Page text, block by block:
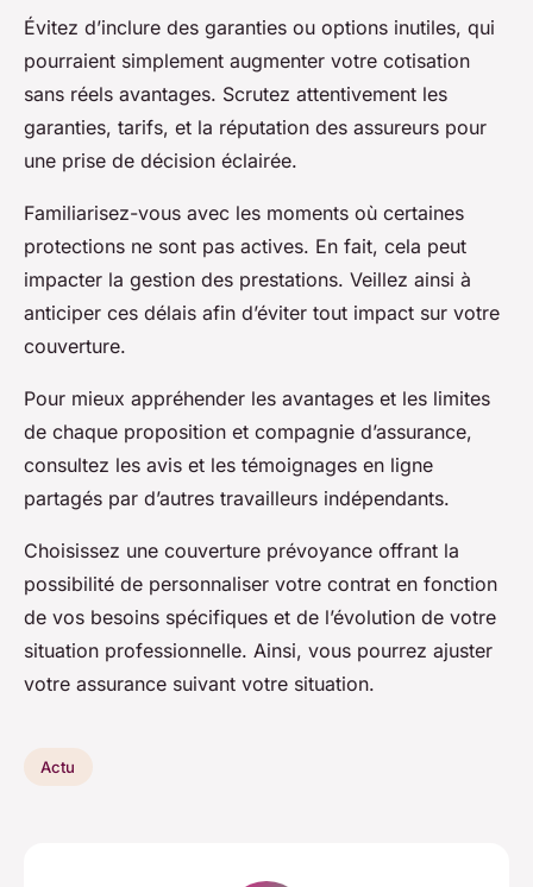
Évitez d’inclure des garanties ou options inutiles, qui
pourraient simplement augmenter votre cotisation
sans réels avantages. Scrutez attentivement les
garanties, tarifs, et la réputation des assureurs pour
une prise de décision éclairée.
Familiarisez-vous avec les moments où certaines
protections ne sont pas actives. En fait, cela peut
impacter la gestion des prestations. Veillez ainsi à
anticiper ces délais afin d’éviter tout impact sur votre
couverture.
Pour mieux appréhender les avantages et les limites
de chaque proposition et compagnie d’assurance,
consultez les avis et les témoignages en ligne
partagés par d’autres travailleurs indépendants.
Choisissez une couverture prévoyance offrant la
possibilité de personnaliser votre contrat en fonction
de vos besoins spécifiques et de l’évolution de votre
situation professionnelle. Ainsi, vous pourrez ajuster
votre assurance suivant votre situation.
Actu